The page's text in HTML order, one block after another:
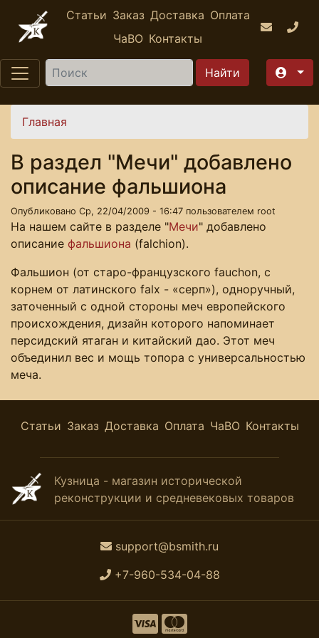
Перейти к основному содержанию
Статьи Заказ Доставка Оплата
ЧаВО Контакты
Найти
Вы здесь
Главная
В раздел "Мечи" добавлено
описание фальшиона
Опубликовано Ср, 22/04/2009 - 16:47 пользователем root
На нашем сайте в разделе "Мечи" добавлено
описание фальшиона (falchion).
Фальшион (от старо-французского fauchon, с
корнем от латинского falx - «серп»), одноручный,
заточенный с одной стороны меч европейского
происхождения, дизайн которого напоминает
персидский ятаган и китайский дао. Этот меч
объединил вес и мощь топора с универсальностью
меча.
Статьи Заказ Доставка Оплата ЧаВО Контакты
Кузница - магазин исторической
реконструкции и средневековых товаров
support@bsmith.ru
+7-960-534-04-88